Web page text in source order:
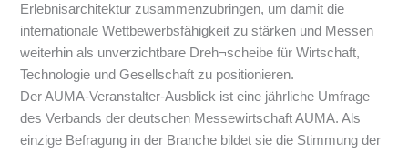
Erlebnisarchitektur zusammenzubringen, um damit die
internationale Wettbewerbsfähigkeit zu stärken und Messen
weiterhin als unverzichtbare Dreh¬scheibe für Wirtschaft,
Technologie und Gesellschaft zu positionieren.
Der AUMA-Veranstalter-Ausblick ist eine jährliche Umfrage
des Verbands der deutschen Messewirtschaft AUMA. Als
einzige Befragung in der Branche bildet sie die Stimmung der